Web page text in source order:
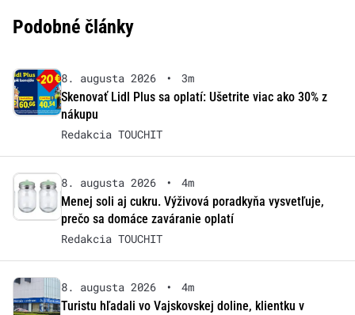
Podobné články
8. augusta 2026 •
3m
Skenovať Lidl Plus sa oplatí: Ušetrite viac ako 30% z
nákupu
Redakcia TOUCHIT
8. augusta 2026 •
4m
Menej soli aj cukru. Výživová poradkyňa vysvetľuje,
prečo sa domáce zaváranie oplatí
Redakcia TOUCHIT
8. augusta 2026 •
4m
Turistu hľadali vo Vajskovskej doline, klientku v